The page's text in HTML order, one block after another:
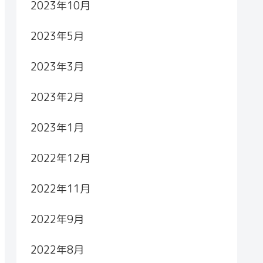
2023年10月
2023年5月
2023年3月
2023年2月
2023年1月
2022年12月
2022年11月
2022年9月
2022年8月